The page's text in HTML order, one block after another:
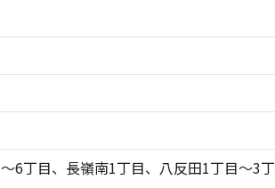
6丁目、長嶺南1丁目、八反田1丁目～3丁